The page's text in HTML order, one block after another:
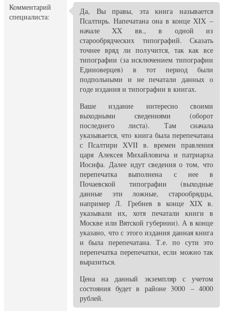
Комментарий
специалиста:
Да, Вы правы, эта книга называется
Псалтирь. Напечатана она в конце XIX –
начале XX вв., в одной из
старообрядческих типографий. Сказать
точнее вряд ли получится, так как все
типографии (за исключением типографии
Единоверцев) в тот период были
подпольными и не печатали данных о
годе издания и типографии в книгах.
Ваше издание интересно своими
выходными сведениями (оборот
последнего листа). Там сначала
указывается, что книга была перепечатана
с Псалтири XVII в. времен правления
царя Алексея Михайловича и патриарха
Иосифа. Далее идут сведения о том, что
перепечатка выполнена с нее в
Почаевской типографии (выходные
данные эти ложные, старообрядцы,
например Л. Гребнев в конце XIX в.
указывали их, хотя печатали книги в
Москве или Вятской губернии). А в конце
указано, что с этого издания данная книга
и была перепечатана. Т.е. по сути это
перепечатка перепечатки, если можно так
выразиться.
Цена на данный экземпляр с учетом
состояния будет в районе 3000 – 4000
рублей.